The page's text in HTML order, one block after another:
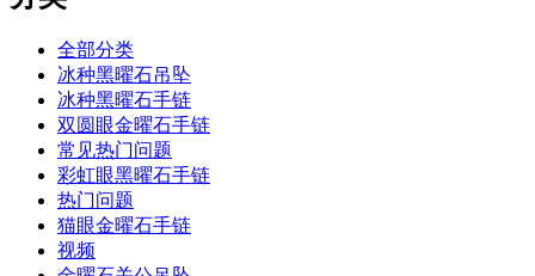
全部分类
冰种黑曜石吊坠
冰种黑曜石手链
双圆眼金曜石手链
常见热门问题
彩虹眼黑曜石手链
热门问题
猫眼金曜石手链
视频